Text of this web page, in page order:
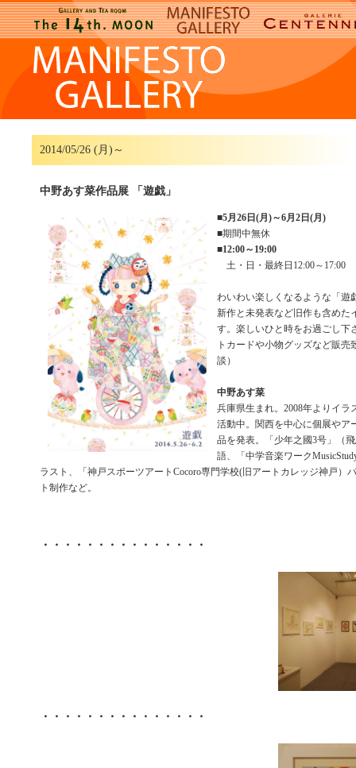
2014/05/26 (月)～
中野あす菜作品展 「遊戯」
■5月26日(月)～6月2日(月)
■期間中無休
■12:00～19:00
土・日・最終日12:00～17:00
わいわい楽しくなるような「遊
新作と未発表など旧作も含めた
す。楽しいひと時をお過ごし下
トカードや小物グッズなど販売
談）
中野あす菜
兵庫県生まれ。2008年よりイラ
活動中。関西を中心に個展やア
品を発表。「少年之國3号」（
語、「中学音楽ワーク
ラスト、「神戸スポーツアートCocoro専門学校(旧アートカレッジ神戸）
ト制作など。
・・・・・・・・・・・・・・・
・・・・・・・・・・・・・・・